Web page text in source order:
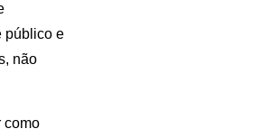
público e
não
como